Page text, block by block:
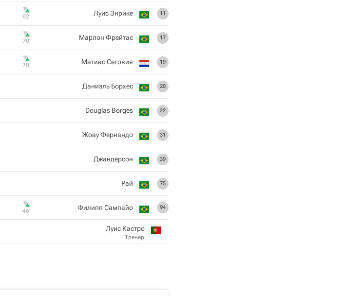
11
Луис Энрике
62‎’‎
17
Марлон Фрейтас
70‎’‎
19
Матиас Сеговия
70‎’‎
20
Даниэль Борхес
22
Douglas Borges
31
Жоау Фернандо
39
Джандерсон
75
Рай
94
Филипп Сампайо
46‎’‎
Луис Кастро
Тренер